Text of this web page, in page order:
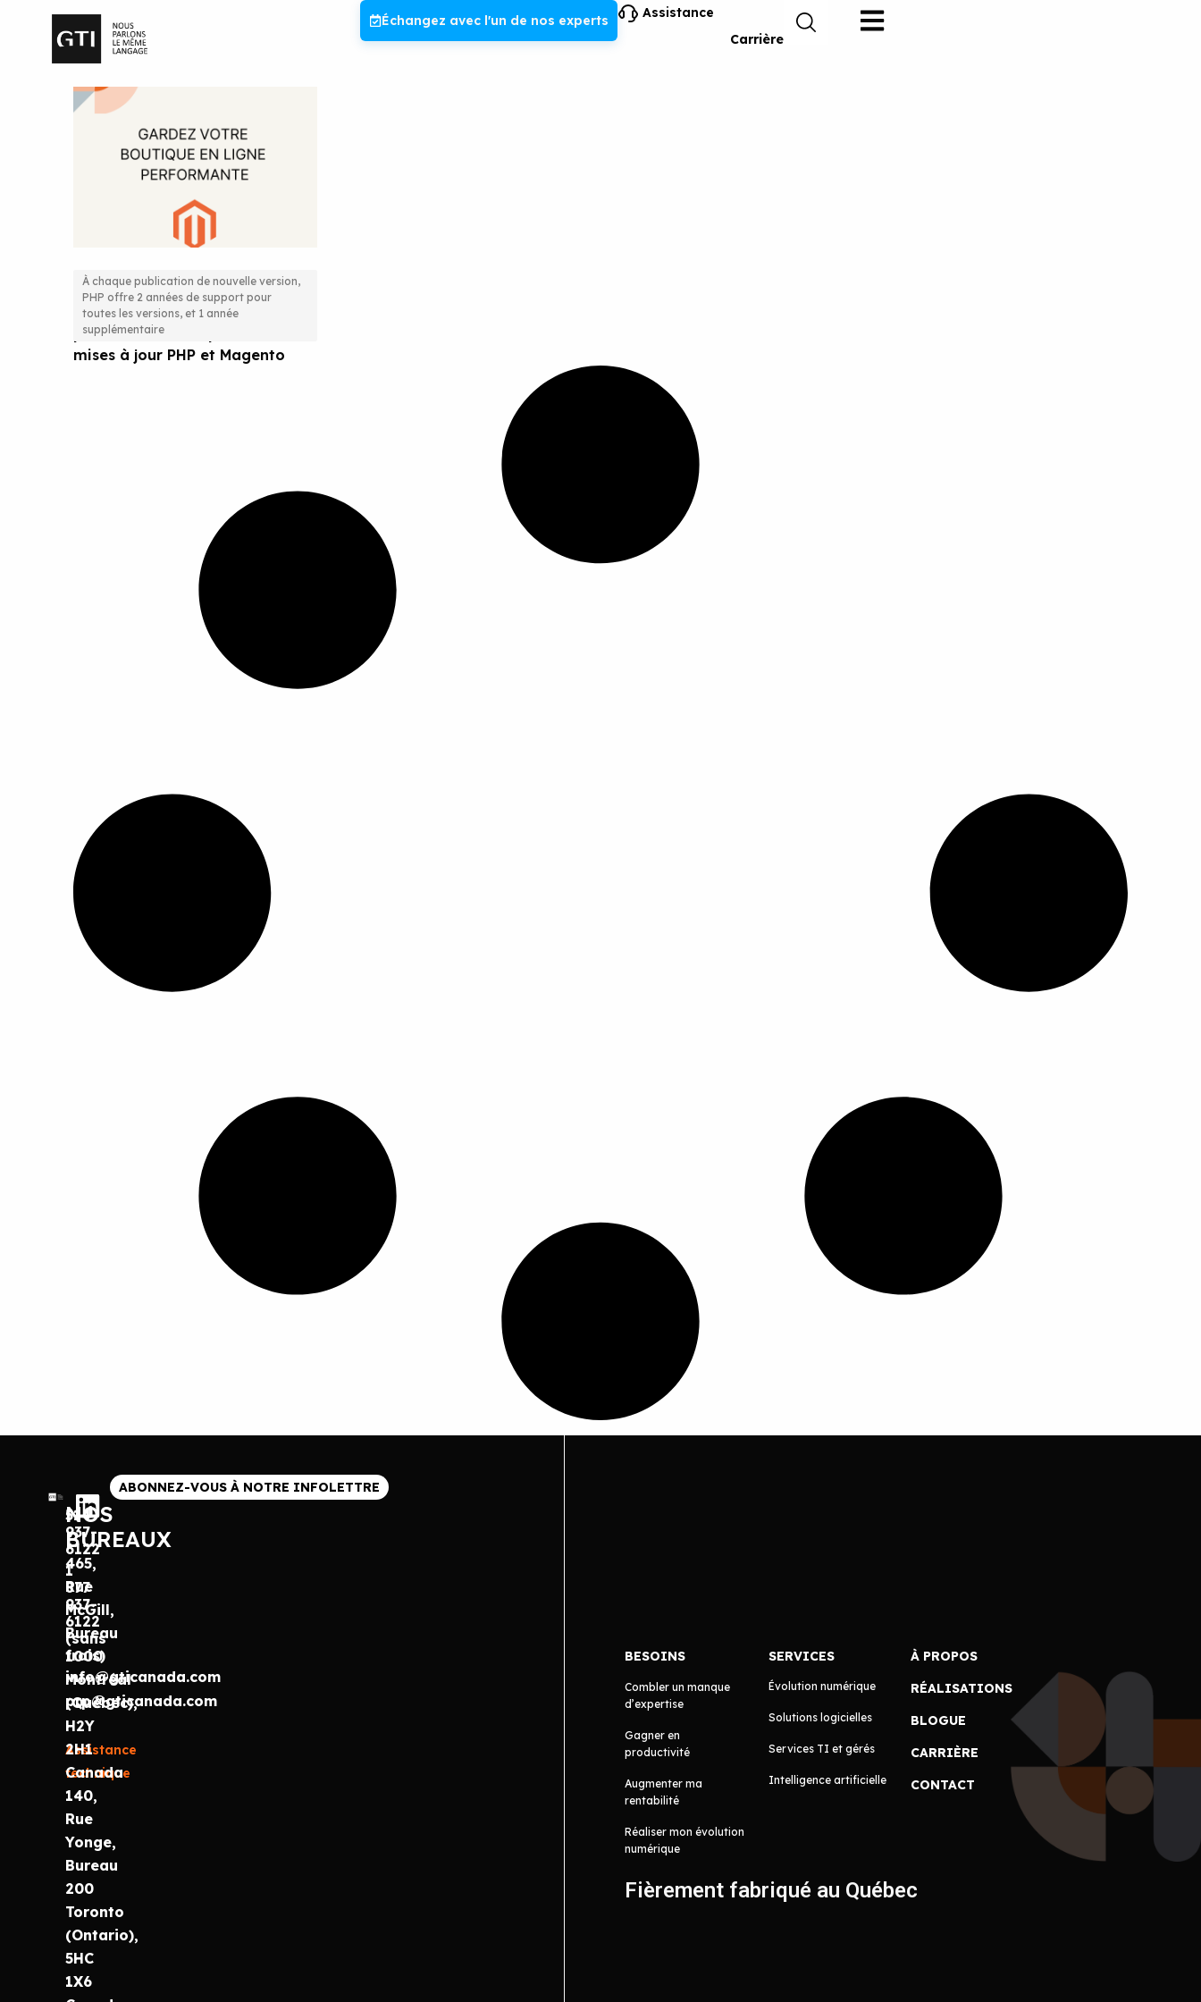
Échangez avec l'un de nos experts
Assistance
Carrière
Gardez votre boutique en ligne
performante : l’importance des
mises à jour PHP et Magento
À chaque publication de nouvelle version,
PHP offre 2 années de support pour
toutes les versions, et 1 année
supplémentaire
514
937-
6122
1
877
937-
6122
(sans
frais)
info@gticanada.com
prp@gticanada.com
Assistance
technique
NOS
BUREAUX
465,
Rue
McGill,
Bureau
1000
Montréal
(Québec),
H2Y
2H1
Canada
140,
Rue
Yonge,
Bureau
200
Toronto
(Ontario),
5HC
1X6
ABONNEZ-VOUS À NOTRE INFOLETTRE
BESOINS
Combler un manque
d’expertise
Gagner en
productivité
Augmenter ma
rentabilité
Réaliser mon évolution
numérique
SERVICES
Évolution numérique
Solutions logicielles
Services TI et gérés
Intelligence artificielle
À PROPOS
RÉALISATIONS
BLOGUE
CARRIÈRE
CONTACT
Fièrement fabriqué au Québec